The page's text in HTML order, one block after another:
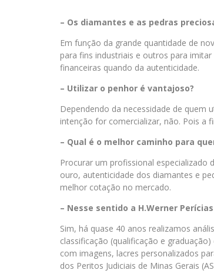
– Os diamantes e as pedras
Em função da grande quantidade de
para fins industriais e outros para
financeiras quando da autenticidade.
– Utilizar o penhor é vantajoso?
Dependendo da necessidade de quem
intenção for comercializar, não. Pois a
– Qual é o melhor caminho para
Procurar um profissional especializado
ouro, autenticidade dos diamantes e
melhor cotação no mercado.
– Nesse sentido a H.Werner
Sim, há quase 40 anos realizamos
classificação (qualificação e
com imagens, lacres personalizados
dos Peritos Judiciais de Minas Gerais